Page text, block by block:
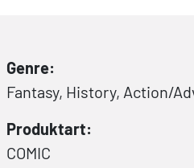
Genre:
Fantasy, History, Action/
Produktart:
COMIC